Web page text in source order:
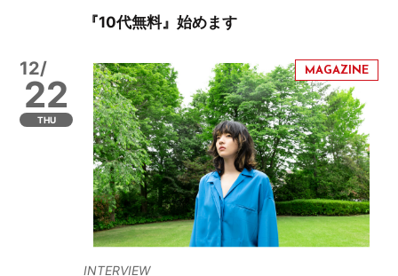
『10代無料』始めます
12/
22
THU
INTERVIEW